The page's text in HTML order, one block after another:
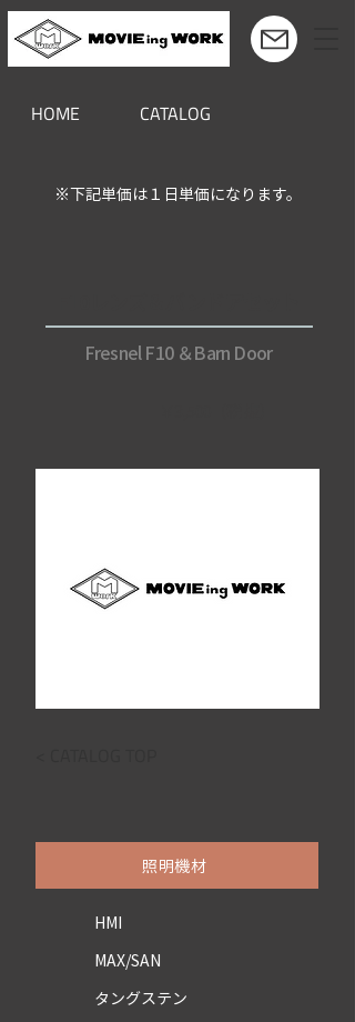
※下記単価は１日単価になります。
HOME CATALOG
照明機材
HMI
MAX/SAN
タングステン
Fresnel F10 ＆Barn Door